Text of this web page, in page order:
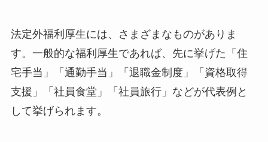
法定外福利厚生には、さまざまなものがありま
す。一般的な福利厚生であれば、先に挙げた「住
宅手当」「通勤手当」「退職金制度」「資格取得
支援」「社員食堂」「社員旅行」などが代表例と
して挙げられます。